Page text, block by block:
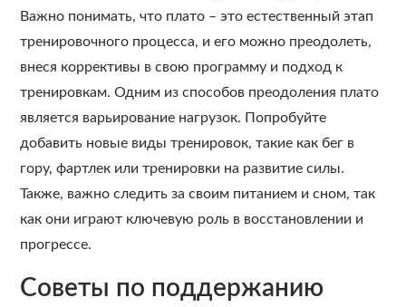
Важно понимать, что плато – это естественный этап
тренировочного процесса, и его можно преодолеть,
внеся коррективы в свою программу и подход к
тренировкам. Одним из способов преодоления плато
является варьирование нагрузок. Попробуйте
добавить новые виды тренировок, такие как бег в
гору, фартлек или тренировки на развитие силы.
Также, важно следить за своим питанием и сном, так
как они играют ключевую роль в восстановлении и
прогрессе.
Советы по поддержанию